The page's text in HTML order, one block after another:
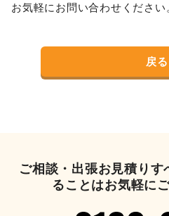
お気軽にお問い合わせください
戻る
ご相談・出張お見積り
ることはお気軽に